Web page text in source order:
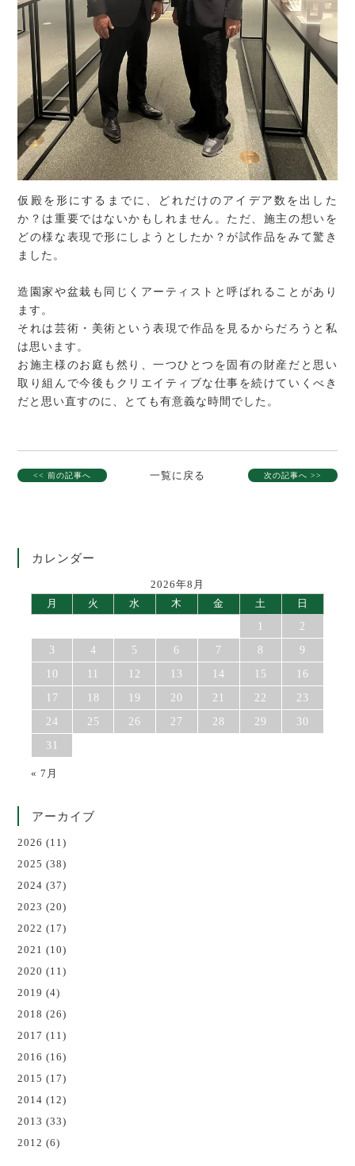
仮殿を形にするまでに、どれだけのアイデア数を出した
か？は重要ではないかもしれません。ただ、施主の想いを
どの様な表現で形にしようとしたか？が試作品をみて驚き
ました。
造園家や盆栽も同じくアーティストと呼ばれることがあり
ます。
それは芸術・美術という表現で作品を見るからだろうと私
は思います。
お施主様のお庭も然り、一つひとつを固有の財産だと思い
取り組んで今後もクリエイティブな仕事を続けていくべき
だと思い直すのに、とても有意義な時間でした。
<< 前の記事へ 一覧に戻る 次の記事へ >>
カレンダー
2026年8月
月
火 水 木 金 土
日
1
2
3
4 5 6 7 8
9
10
11 12 13 14 15
16
17
18 19 20 21 22
23
24
25 26 27 28 29
30
31
« 7月
アーカイブ
2026 (11)
2025 (38)
2024 (37)
2023 (20)
2022 (17)
2021 (10)
2020 (11)
2019 (4)
2018 (26)
2017 (11)
2016 (16)
2015 (17)
2014 (12)
2013 (33)
2012 (6)